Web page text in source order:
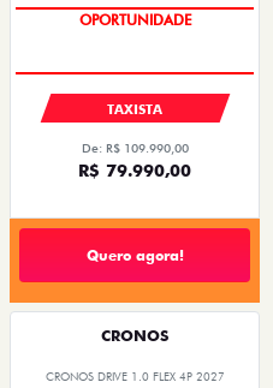
OPORTUNIDADE
TAXISTA
De: R$ 109.990,00
R$ 79.990,00
Quero agora!
CRONOS
CRONOS DRIVE 1.0 FLEX 4P 2027